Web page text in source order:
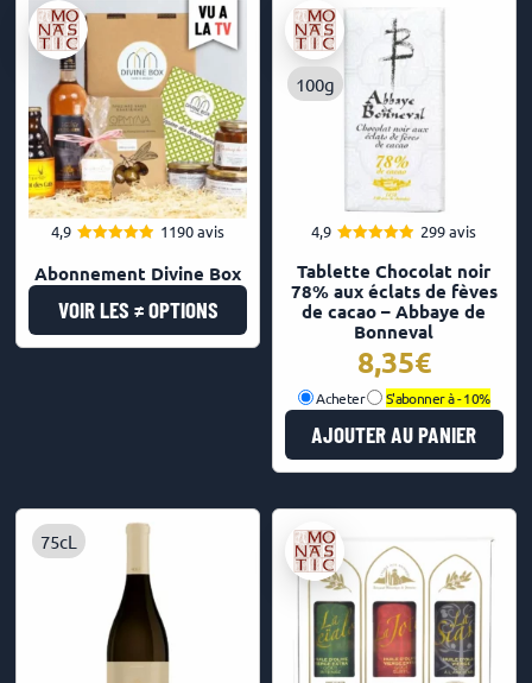
4,9
sur 5
1190 avis
Abonnement Divine Box
VOIR LES ≠ OPTIONS
100g
4,9
sur 5
299 avis
Tablette Chocolat noir
78% aux éclats de fèves
de cacao – Abbaye de
Bonneval
8,35
Acheter S'abonner à -10%
AJOUTER AU PANIER
75cL